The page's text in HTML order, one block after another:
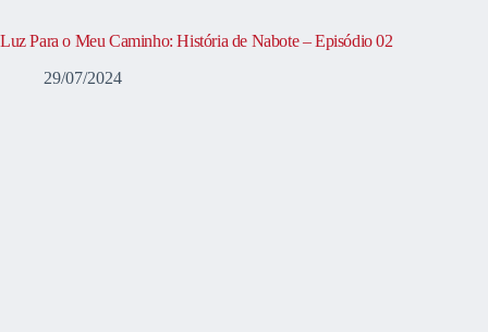
Luz Para o Meu Caminho: História de Nabote – Episódio 02
29/07/2024